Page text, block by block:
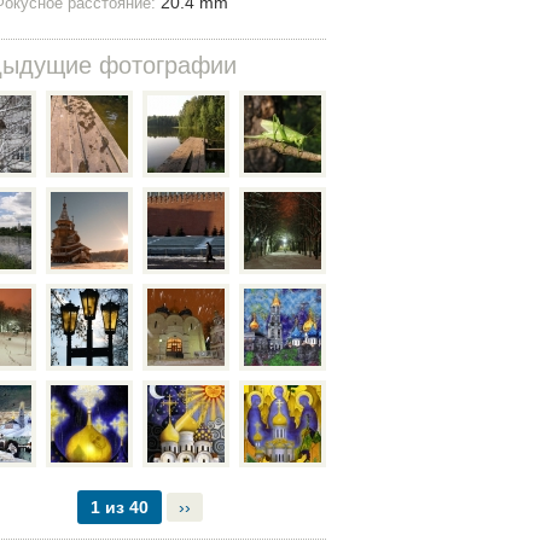
расстояние:
фотографии
1 из 40 ››